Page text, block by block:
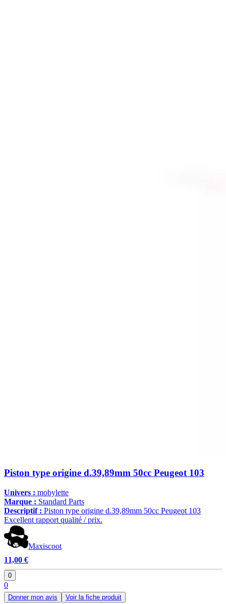
Piston type origine d.39,89mm 50cc Peugeot 103
Univers : mobylette
Marque : Standard Parts
Descriptif : Piston type origine d.39,89mm 50cc Peugeot 103
Excellent rapport qualité / prix.
Maxiscoot
11,00 €
0
0
Donner mon avis Voir la fiche produit